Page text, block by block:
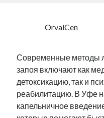
OrvalCen
Современные методы
запоя включают как
детоксикацию, так и
реабилитацию. В Уфе
капельничное